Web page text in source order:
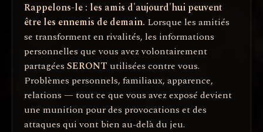
Rappelons-le : les amis d'aujourd'hui peuvent
être les ennemis de demain. Lorsque les amitiés
se transforment en rivalités, les informations
personnelles que vous avez volontairement
partagées SERONT utilisées contre vous.
Problèmes personnels, familiaux, apparence,
relations — tout ce que vous avez exposé devient
une munition pour des provocations et des
attaques qui vont bien au-delà du jeu.